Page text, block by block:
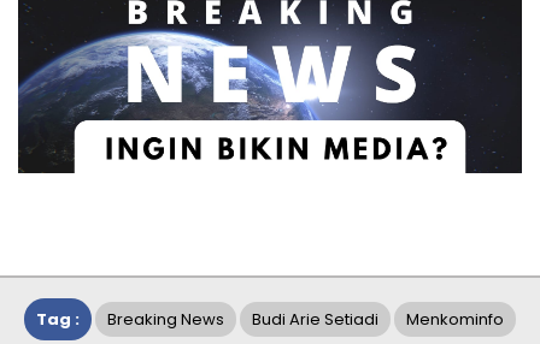
Tag : Breaking News Budi Arie Setiadi Menkominfo